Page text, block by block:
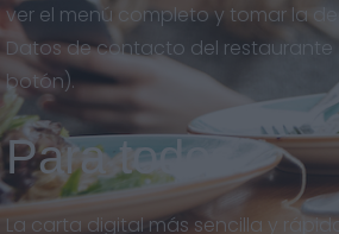
ver el menú completo y tomar la
Datos de contacto del
botón).
Para todos
La carta digital más sencilla y rápida